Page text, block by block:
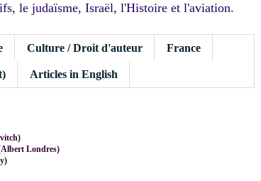
le judaïsme, Israël, l'Histoire et l'aviation.
Culture / Droit d'auteur France
Articles in English
Londres)